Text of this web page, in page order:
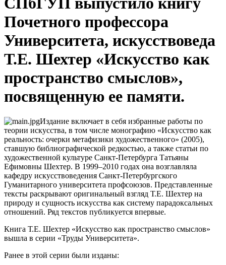
Почетного профессора
Университета, искусствоведа
Т.Е. Шехтер «Искусство как
пространство смыслов»,
посвященную ее памяти.
Издание включает в себя избранные работы по
теории искусства, в том числе монографию «Искусство как
реальность: очерки метафизики художественного» (2005),
ставшую библиографической редкостью, а также статьи по
художественной культуре Санкт-Петербурга Татьяны
Ефимовны Шехтер. В 1999–2010 годах она возглавляла
кафедру искусствоведения Санкт-Петербургского
Гуманитарного университета профсоюзов. Представленные
тексты раскрывают оригинальный взгляд Т.Е. Шехтер на
природу и сущность искусства как систему парадоксальных
отношений. Ряд текстов публикуется впервые.
Книга Т.Е. Шехтер «Искусство как пространство смыслов»
вышла в серии «Труды Университета».
Ранее в этой серии были изданы: